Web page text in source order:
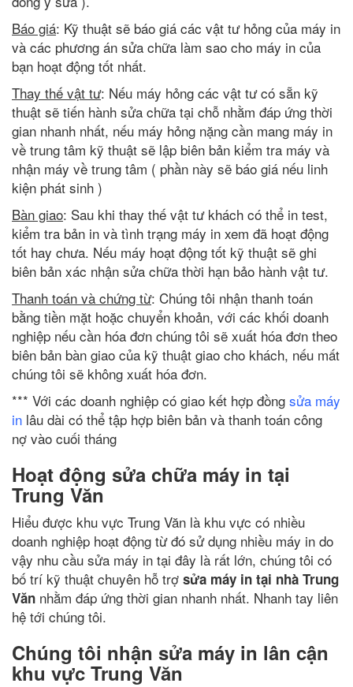
Báo giá: Kỹ thuật sẽ báo giá các vật tư hỏng của máy in
và các phương án sửa chữa làm sao cho máy in của
bạn hoạt động tốt nhất.
Thay thế vật tư: Nếu máy hỏng các vật tư có sẵn kỹ
thuật sẽ tiến hành sửa chữa tại chỗ nhằm đáp ứng thời
gian nhanh nhất, nếu máy hỏng nặng cần mang máy in
về trung tâm kỹ thuật sẽ lập biên bản kiểm tra máy và
nhận máy về trung tâm ( phần này sẽ báo giá nếu linh
kiện phát sinh )
Bàn giao: Sau khi thay thế vật tư khách có thể in test,
kiểm tra bản in và tình trạng máy in xem đã hoạt động
tốt hay chưa. Nếu máy hoạt động tốt kỹ thuật sẽ ghi
biên bản xác nhận sửa chữa thời hạn bảo hành vật tư.
Thanh toán và chứng từ: Chúng tôi nhận thanh toán
bằng tiền mặt hoặc chuyển khoản, với các khối doanh
nghiệp nếu cần hóa đơn chúng tôi sẽ xuất hóa đơn theo
biên bản bàn giao của kỹ thuật giao cho khách, nếu mất
chúng tôi sẽ không xuất hóa đơn.
*** Với các doanh nghiệp có giao kết hợp đồng sửa máy
in lâu dài có thể tập hợp biên bản và thanh toán công
nợ vào cuối tháng
Hoạt động sửa chữa máy in tại
Trung Văn
Hiểu được khu vực Trung Văn là khu vực có nhiều
doanh nghiệp hoạt động từ đó sử dụng nhiều máy in do
vậy nhu cầu sửa máy in tại đây là rất lớn, chúng tôi có
bố trí kỹ thuật chuyên hỗ trợ sửa máy in tại nhà Trung
Văn nhằm đáp ứng thời gian nhanh nhất. Nhanh tay liên
hệ tới chúng tôi.
Chúng tôi nhận sửa máy in lân cận
khu vực Trung Văn